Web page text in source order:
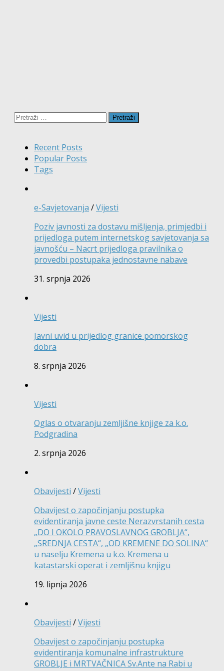
Pretraži:
Recent Posts
Popular Posts
Tags
e-Savjetovanja /Vijesti
Poziv javnosti za dostavu mišljenja, primjedbi i
prijedloga putem internetskog savjetovanja sa
javnošću – Nacrt prijedloga pravilnika o
provedbi postupaka jednostavne nabave
31. srpnja 2026
Vijesti
Javni uvid u prijedlog granice pomorskog
dobra
8. srpnja 2026
Vijesti
Oglas o otvaranju zemljišne knjige za k.o.
Podgradina
2. srpnja 2026
Obavijesti /Vijesti
Obavijest o započinjanju postupka
evidentiranja javne ceste Nerazvrstanih cesta
„DO I OKOLO PRAVOSLAVNOG GROBLJA“,
„SREDNJA CESTA“, „OD KREMENE DO SOLINA“
u naselju Kremena u k.o. Kremena u
katastarski operat i zemljišnu knjigu
19. lipnja 2026
Obavijesti /Vijesti
Obavijest o započinjanju postupka
evidentiranja komunalne infrastrukture
GROBLJE i MRTVAČNICA Sv.Ante na Rabi u